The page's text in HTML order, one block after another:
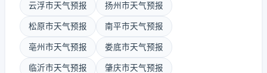
云浮市天气预报 扬州市天气预报
松原市天气预报 南平市天气预报
亳州市天气预报 娄底市天气预报
临沂市天气预报 肇庆市天气预报